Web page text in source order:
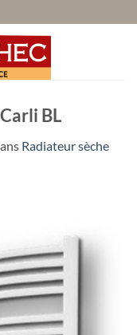
BL
Radiateur sèche